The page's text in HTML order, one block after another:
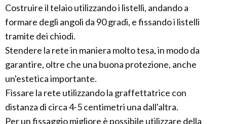
Costruire il telaio utilizzando i listelli, andando a
formare degli angoli da 90 gradi, e fissando i listelli
tramite dei chiodi.
Stendere la rete in maniera molto tesa, in modo da
garantire, oltre che una buona protezione, anche
un'estetica importante.
Fissare la rete utilizzando la graffettatrice con
distanza di circa 4-5 centimetri una dall'altra.
Per un fissaggio migliore è possibile utilizzare della